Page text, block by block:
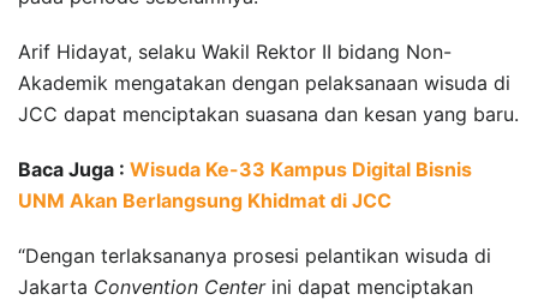
Arif Hidayat, selaku Wakil Rektor II bidang Non-
Akademik mengatakan dengan pelaksanaan wisuda di
JCC dapat menciptakan suasana dan kesan yang baru.
Baca Juga : Wisuda Ke-33 Kampus Digital Bisnis
UNM Akan Berlangsung Khidmat di JCC
“Dengan terlaksananya prosesi pelantikan wisuda di
Jakarta Convention Centerini dapat menciptakan